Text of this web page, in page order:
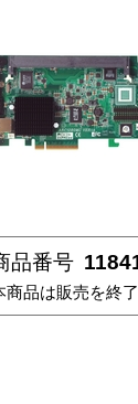
品番号
商品は販売を終